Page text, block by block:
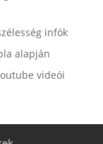
infók
alapján
videói